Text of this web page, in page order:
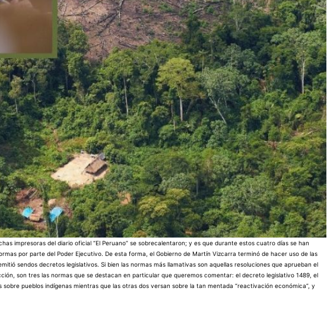
impresoras del diario oficial “El Peruano” se sobrecalentaron; y es que durante estos cuatro días se han
por parte del Poder Ejecutivo. De esta forma, el Gobierno de Martín Vizcarra terminó de hacer uso de las
sendos decretos legislativos. Si bien las normas más llamativas son aquellas resoluciones que aprueban el
son tres las normas que se destacan en particular que queremos comentar: el decreto legislativo 1489, el
pueblos indígenas mientras que las otras dos versan sobre la tan mentada “reactivación económica”, y